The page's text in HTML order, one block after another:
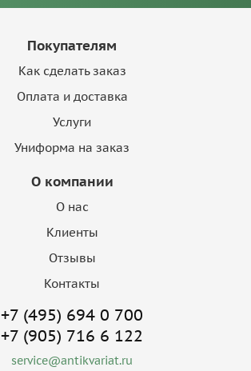
Покупателям
Как сделать заказ
Оплата и доставка
Услуги
Униформа на заказ
О компании
О нас
Клиенты
Отзывы
Контакты
+7 (495) 694 0 700
+7 (905) 716 6 122
service@antikvariat.ru